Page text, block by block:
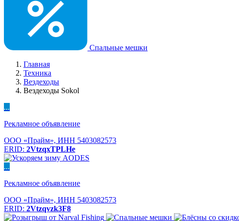
Спальные мешки
Главная
Техника
Вездеходы
Вездеходы Sokol
...
Рекламное объявление
ООО «Прайм», ИНН 5403082573
ERID: 2VtzqxTPLHe
...
Рекламное объявление
ООО «Прайм», ИНН 5403082573
ERID: 2Vtzqvzk3F8